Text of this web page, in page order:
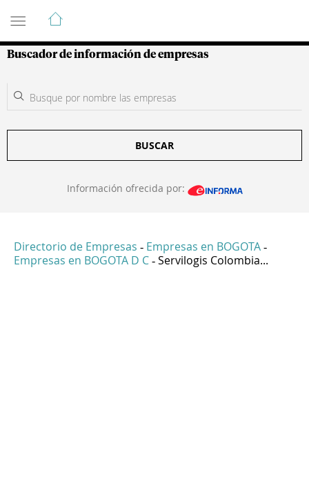
Guía de Empresas Colombianas
Buscador de información de empresas
BUSCAR
Información ofrecida por:
Directorio de Empresas - Empresas en BOGOTA -
Empresas en BOGOTA D C - Servilogis Colombia...